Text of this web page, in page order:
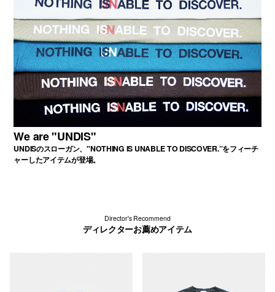
We are "UNDIS"
UNDISのスローガン、"NOTHING IS UNABLE TO DISCOVER.”をフィーチ
ャーしたアイテムが登場。
Director's Recommend
ディレクターお薦めアイテム